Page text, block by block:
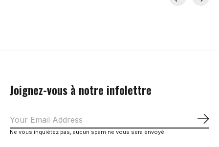
Joignez-vous à notre infolettre
Ne vous inquiétez pas, aucun spam ne vous sera envoyé!